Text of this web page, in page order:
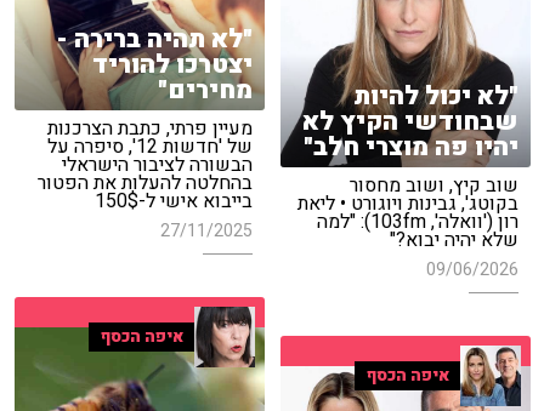
"לא יכול להיות
שבחודשי הקיץ לא
יהיו פה מוצרי חלב"
שוב קיץ, ושוב מחסור
בקוטג', גבינות ויוגורט • ליאת
רון ('וואלה', 103fm): "למה
שלא יהיה יבוא?"
09/06/2026
"לא תהיה ברירה -
יצטרכו להוריד
מחירים"
מעיין פרתי, כתבת הצרכנות
של 'חדשות 12', סיפרה על
הבשורה לציבור הישראלי
בהחלטה להעלות את הפטור
בייבוא אישי ל-150$
27/11/2025
איפה הכסף
איפה הכסף